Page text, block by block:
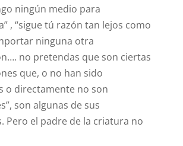
ningún medio para
, “sigue tú razón tan lejos como
ninguna otra
no pretendas que son ciertas
que, o no han sido
o directamente no son
son algunas de sus
Pero el padre de la criatura no